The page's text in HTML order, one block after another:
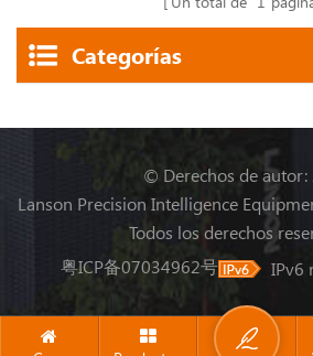
Categorías
© Derechos de autor:
Lanson Precision Intelligence
Todos los derechos
粤ICP备07034962号
IPv6